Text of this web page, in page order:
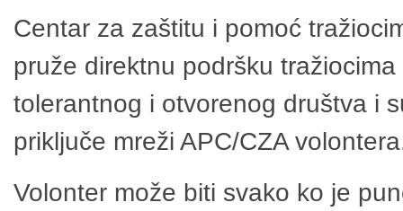
Centar za zaštitu i pomoć
pruže direktnu podršku
tolerantnog i otvorenog društva i
priključe mreži APC/CZA
Volonter može biti svako ko je